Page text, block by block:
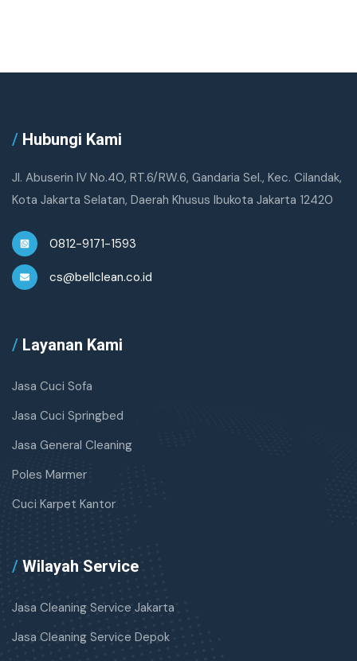
/ Hubungi Kami
Jl. Abuserin IV No.40, RT.6/RW.6, Gandaria Sel., Kec. Cilandak,
Kota Jakarta Selatan, Daerah Khusus Ibukota Jakarta 12420
0812-9171-1593
cs@bellclean.co.id
/ Layanan Kami
Jasa Cuci Sofa
Jasa Cuci Springbed
Jasa General Cleaning
Poles Marmer
Cuci Karpet Kantor
/ Wilayah Service
Jasa Cleaning Service Jakarta
Jasa Cleaning Service Depok